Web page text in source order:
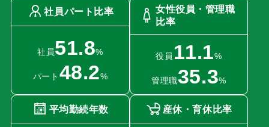
社員パート比率
社員 51.8%
パート 48.2%
女性役員・管理職
比率
役員 11.1%
管理職35.3%
平均勤続年数 産休・育休比率